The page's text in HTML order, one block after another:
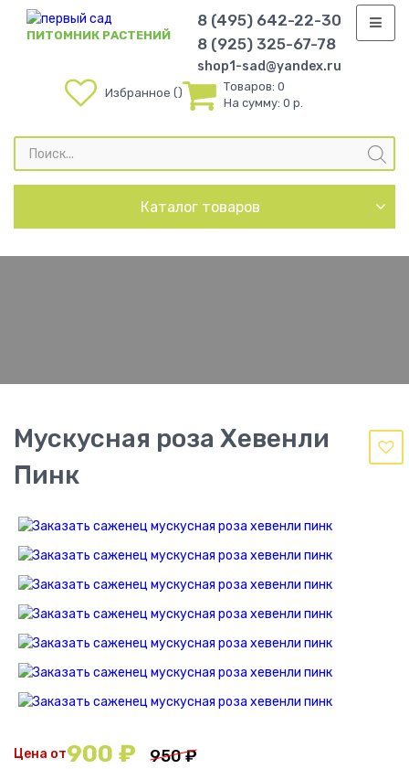
ПИТОМНИК РАСТЕНИЙ
8 (495) 642-22-30
8 (925) 325-67-78
shop1-sad@yandex.ru
Избранное Товаров: 0
На сумму: 0 р.
Поиск
товаров
Каталог товаров
Мускусная роза Хевенли
Пинк
Цена от 950₽
900 ₽